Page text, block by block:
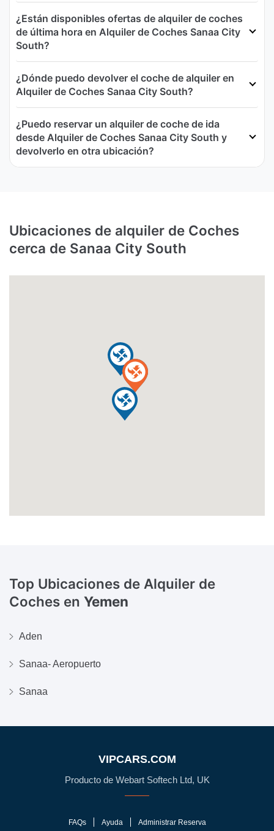
¿Están disponibles ofertas de alquiler de coches
de última hora en Alquiler de Coches Sanaa City
South?
¿Dónde puedo devolver el coche de alquiler en
Alquiler de Coches Sanaa City South?
¿Puedo reservar un alquiler de coche de ida
desde Alquiler de Coches Sanaa City South y
devolverlo en otra ubicación?
Ubicaciones de alquiler de Coches
cerca de Sanaa City South
Top Ubicaciones de Alquiler de
Coches en Yemen
Aden
Sanaa- Aeropuerto
Sanaa
VIPCARS.COM
Producto de Webart Softech Ltd, UK
FAQs Ayuda Administrar Reserva